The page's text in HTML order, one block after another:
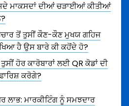
ਮਾਕਸਦਾਂ ਦੀਆਂ ਚੜਾਈਆਂ ਕੀਤੀਆਂ
ਤੋਂ ਤੁਸੀਂ ਕੌਣ-ਕੌਣ ਮੁਖਯ ਗਹਿਜ
ਹੈ ਉਸ ਬਾਰੇ ਕੀ ਕਹੋਂਦੇ ਹੋ?
ਹੋਰ ਕਾਰੋਬਾਰਾਂ ਲਈ QR ਕੋਡਾਂ ਦੀ
ਕਰੋਗੇ?
ਲਾਭ: ਮਾਰਕੀਟਿੰਗ ਨੂੰ ਸਮਝਦਾਰ